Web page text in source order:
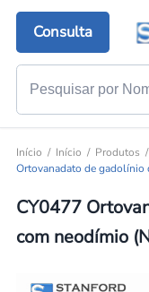
Consulta
Início Início Produtos
Ortovanadato de gadolínio
CY0477
com neodímio